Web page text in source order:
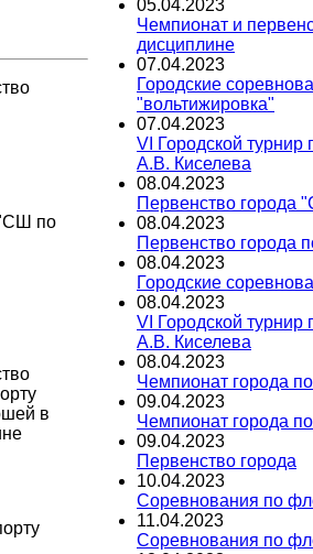
по
в
05.04.2023
Чемпионат и
дисциплине
07.04.2023
Городские
"вольтижировка"
07.04.2023
VI Городской
А.В. Киселева
08.04.2023
Первенство города
08.04.2023
Первенство города
08.04.2023
Городские
08.04.2023
VI Городской
А.В. Киселева
08.04.2023
Чемпионат города
09.04.2023
Чемпионат города
09.04.2023
Первенство города
10.04.2023
Соревнования по
11.04.2023
Соревнования по